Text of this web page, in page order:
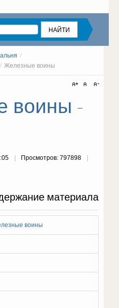
/
/ Железные воины
воины -
Просмотров: 797898
материала
воины